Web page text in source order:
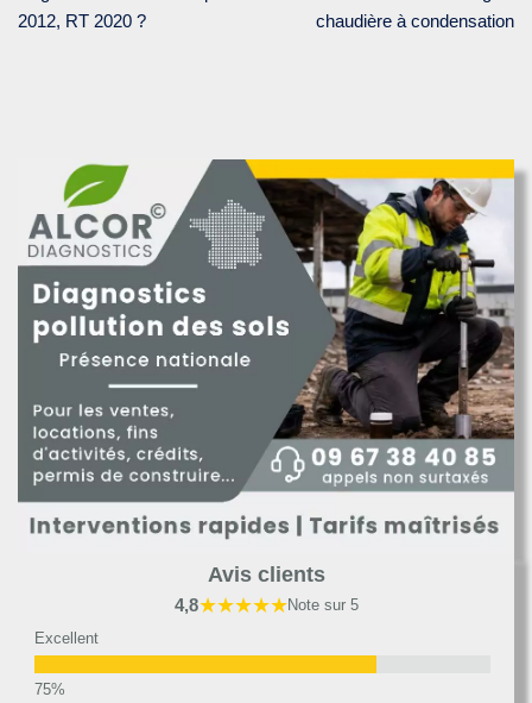
2012, RT 2020 ?
chaudière à condensation
Avis clients
4,8★★★★★Note sur 5
Excellent